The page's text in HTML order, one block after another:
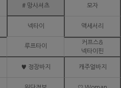
# 망사셔츠 모자
넥타이 액세서리
루프타이
커프스&
넥타이핀
♥ 정장바지 캐주얼바지